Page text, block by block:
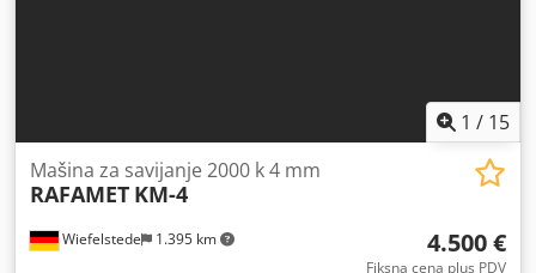
1 / 15
Wiefelstede 1.395 km
Mašina za savijanje 2000 k 4 mm
RAFAMET KM-4
4.500 €
Fiksna cena plus PDV